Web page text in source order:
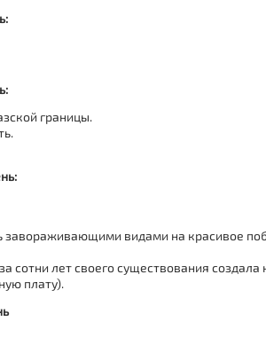
границы.
видами на красивое
сотни лет своего существования
плату).